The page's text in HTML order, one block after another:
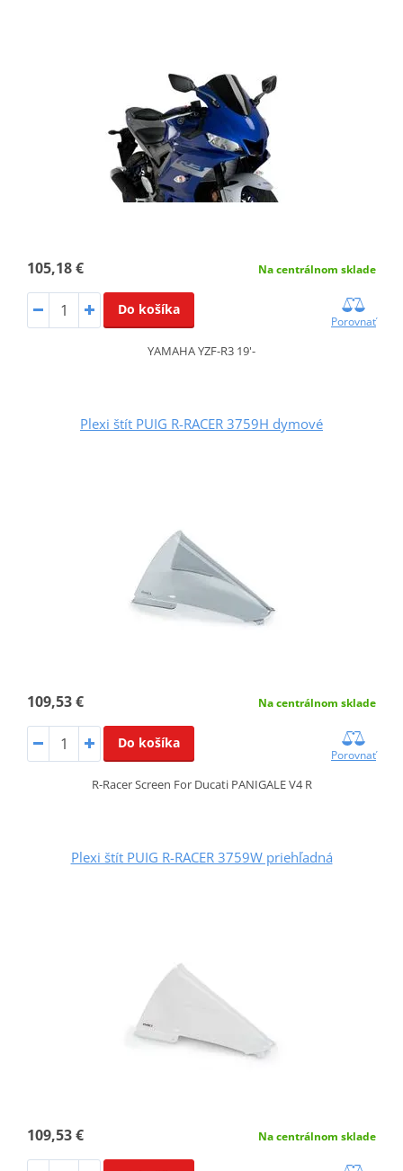
105,18 € Na centrálnom sklade
Do košíka
Porovnať
YAMAHA YZF-R3 19'-
Plexi štít PUIG R-RACER 3759H dymové
109,53 € Na centrálnom sklade
Do košíka
Porovnať
R-Racer Screen For Ducati PANIGALE V4 R
Plexi štít PUIG R-RACER 3759W priehľadná
109,53 € Na centrálnom sklade